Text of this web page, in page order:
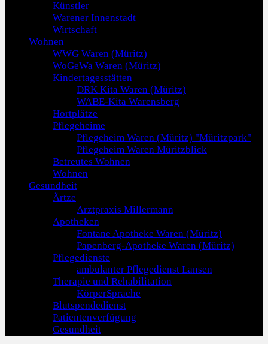
Künstler
Warener Innenstadt
Wirtschaft
Wohnen
WWG Waren (Müritz)
WoGeWa Waren (Müritz)
Kindertagesstätten
DRK Kita Waren (Müritz)
WABE-Kita Warensberg
Hortplätze
Pflegeheime
Pflegeheim Waren (Müritz) "Müritzpark"
Pflegeheim Waren Müritzblick
Betreutes Wohnen
Wohnen
Gesundheit
Ärtze
Arztpraxis Millermann
Apotheken
Fontane Apotheke Waren (Müritz)
Papenberg-Apotheke Waren (Müritz)
Pflegedienste
ambulanter Pflegedienst Lansen
Therapie und Rehabilitation
KörperSprache
Blutspendedienst
Patientenverfügung
Gesundheit